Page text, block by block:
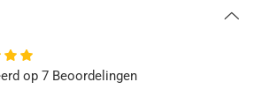
op 7 Beoordelingen